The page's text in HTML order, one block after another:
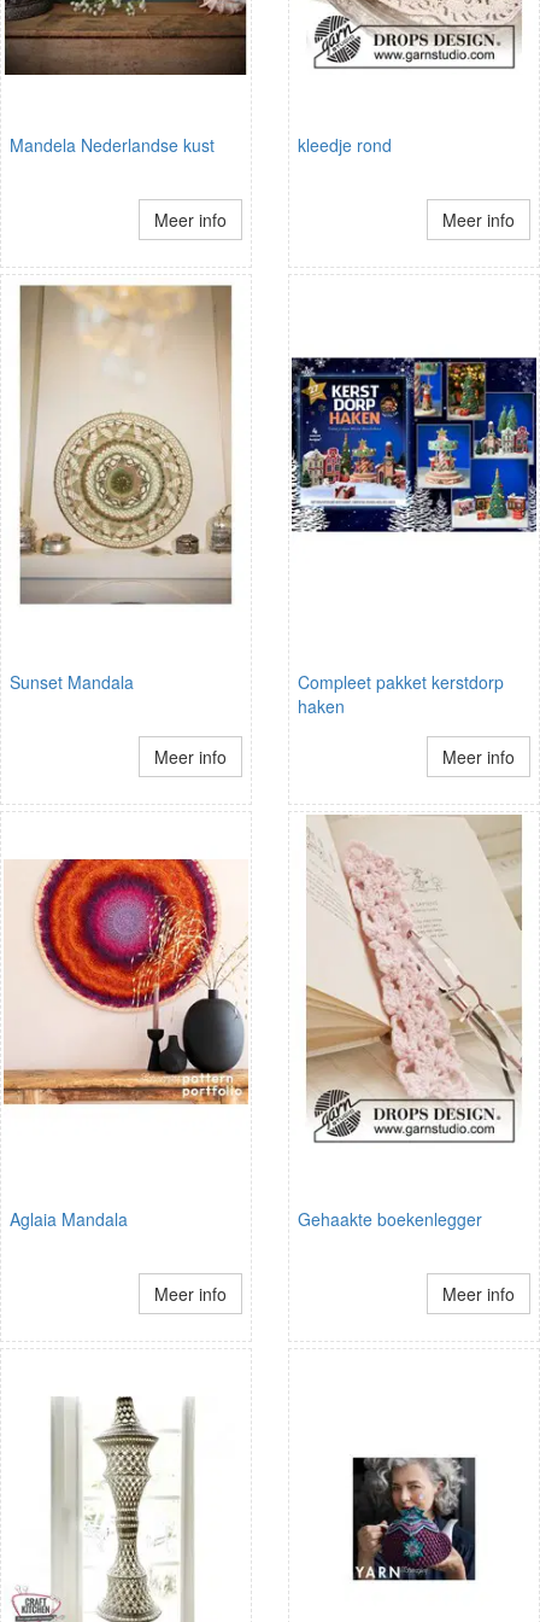
Mandela Nederlandse kust
Meer info
kleedje rond
Meer info
Sunset Mandala
Meer info
Compleet pakket kerstdorp
haken
Meer info
Aglaia Mandala
Meer info
Gehaakte boekenlegger
Meer info